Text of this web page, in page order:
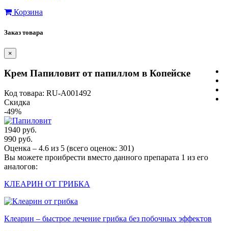
Корзина
Заказ товара
×
Крем Папиловит от папиллом в Копейске
Код товара: RU-A001492
Скидка
-49%
1940 руб.
990 руб.
Оценка – 4.6 из 5 (всего оценок: 301)
Вы можете проибрести вместо данного препарата 1 из его
аналогов:
КЛЕАРИН ОТ ГРИБКА
Клеарин – быстрое лечение грибка без побочных эффектов